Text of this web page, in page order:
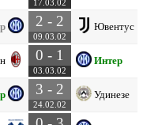
17.03.02
2 - 2
09.03.02
Ювентус
0 - 1
03.03.02
Интер
3 - 2
24.02.02
Удинезе